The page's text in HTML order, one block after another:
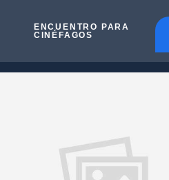
ENCUENTRO PARA
CINÉFAGOS